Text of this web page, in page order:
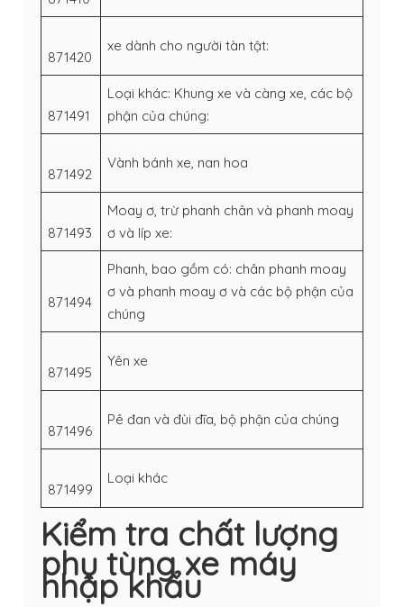
871420
xe dành cho người tàn tật:
871491
Loại khác: Khung xe và càng xe, các bộ
phận của chúng:
871492
Vành bánh xe, nan hoa
871493
Moay ơ, trừ phanh chân và phanh moay
ơ và líp xe:
871494
Phanh, bao gồm có: chân phanh moay
ơ và phanh moay ơ và các bộ phận của
chúng
871495
Yên xe
871496
Pê đan và đùi đĩa, bộ phận của chúng
871499
Loại khác
Kiểm tra chất lượng
phụ tùng xe máy
nhập khẩu